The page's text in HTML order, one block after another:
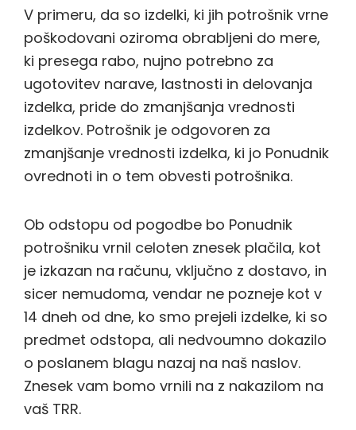
V primeru, da so izdelki, ki jih potrošnik vrne
poškodovani oziroma obrabljeni do mere,
ki presega rabo, nujno potrebno za
ugotovitev narave, lastnosti in delovanja
izdelka, pride do zmanjšanja vrednosti
izdelkov. Potrošnik je odgovoren za
zmanjšanje vrednosti izdelka, ki jo Ponudnik
ovrednoti in o tem obvesti potrošnika.
Ob odstopu od pogodbe bo Ponudnik
potrošniku vrnil celoten znesek plačila, kot
je izkazan na računu, vključno z dostavo, in
sicer nemudoma, vendar ne pozneje kot v
14 dneh od dne, ko smo prejeli izdelke, ki so
predmet odstopa, ali nedvoumno dokazilo
o poslanem blagu nazaj na naš naslov.
Znesek vam bomo vrnili na z nakazilom na
vaš TRR.